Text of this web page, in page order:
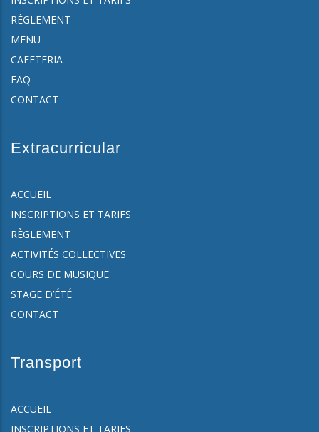
RÈGLEMENT
MENU
CAFETERIA
FAQ
CONTACT
Extracurricular
ACCUEIL
INSCRIPTIONS ET TARIFS
RÈGLEMENT
ACTIVITÉS COLLECTIVES
COURS DE MUSIQUE
STAGE D’ÉTÉ
CONTACT
Transport
ACCUEIL
INSCRIPTIONS ET TARIFS